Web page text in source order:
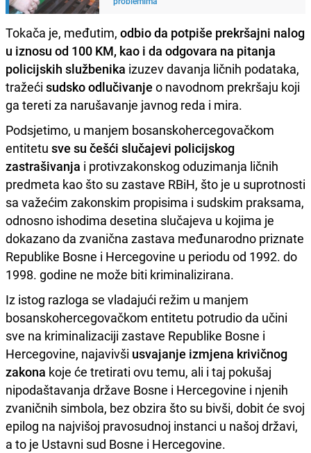
Tokača je, međutim, odbio da potpiše prekršajni nalog
u iznosu od 100 KM, kao i da odgovara na pitanja
policijskih službenika izuzev davanja ličnih podataka,
tražeći sudsko odlučivanje o navodnom prekršaju koji
ga tereti za narušavanje javnog reda i mira.
Podsjetimo, u manjem bosanskohercegovačkom
entitetu sve su češći slučajevi policijskog
zastrašivanja i protivzakonskog oduzimanja ličnih
predmeta kao što su zastave RBiH, što je u suprotnosti
sa važećim zakonskim propisima i sudskim praksama,
odnosno ishodima desetina slučajeva u kojima je
dokazano da zvanična zastava međunarodno priznate
Republike Bosne i Hercegovine u periodu od 1992. do
1998. godine ne može biti kriminalizirana.
Iz istog razloga se vladajući režim u manjem
bosanskohercegovačkom entitetu potrudio da učini
sve na kriminalizaciji zastave Republike Bosne i
Hercegovine, najavivši usvajanje izmjena krivičnog
zakona koje će tretirati ovu temu, ali i taj pokušaj
nipodaštavanja države Bosne i Hercegovine i njenih
zvaničnih simbola, bez obzira što su bivši, dobit će svoj
epilog na najvišoj pravosudnoj instanci u našoj državi,
a to je Ustavni sud Bosne i Hercegovine.